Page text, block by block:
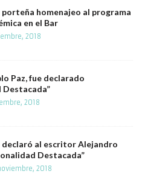
porteña homenajeo al programa
en el Bar
2018
Paz, fue declarado
Destacada”
2018
declaró al escritor Alejandro
Destacada”
2018